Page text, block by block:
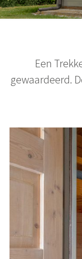
Een
gewaardeerd.